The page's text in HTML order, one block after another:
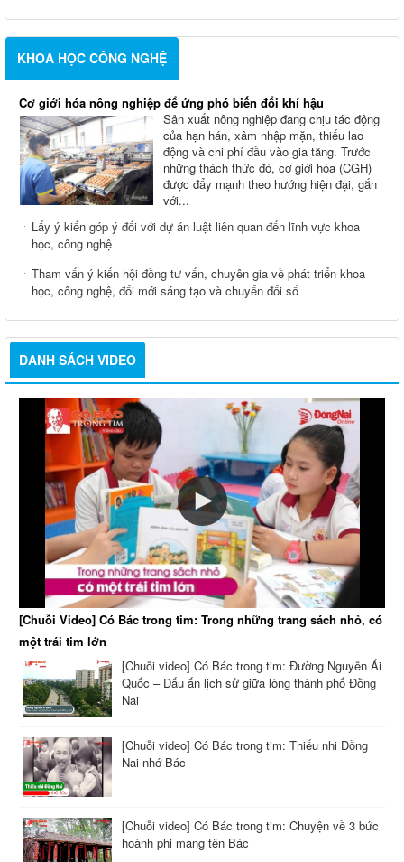
KHOA HỌC CÔNG NGHỆ
Cơ giới hóa nông nghiệp để ứng phó biến đổi khí hậu
Sản xuất nông nghiệp đang chịu tác động
của hạn hán, xâm nhập mặn, thiếu lao
động và chi phí đầu vào gia tăng. Trước
những thách thức đó, cơ giới hóa (CGH)
được đẩy mạnh theo hướng hiện đại, gắn
với...
Lấy ý kiến góp ý đối với dự án luật liên quan đến lĩnh vực khoa
học, công nghệ
Tham vấn ý kiến hội đồng tư vấn, chuyên gia về phát triển khoa
học, công nghệ, đổi mới sáng tạo và chuyển đổi số
DANH SÁCH VIDEO
[Chuỗi Video] Có Bác trong tim: Trong những trang sách nhỏ, có
một trái tim lớn
[Chuỗi video] Có Bác trong tim: Đường Nguyễn Ái
Quốc – Dấu ấn lịch sử giữa lòng thành phố Đồng
Nai
[Chuỗi video] Có Bác trong tim: Thiếu nhi Đồng
Nai nhớ Bác
[Chuỗi video] Có Bác trong tim: Chuyện về 3 bức
hoành phi mang tên Bác